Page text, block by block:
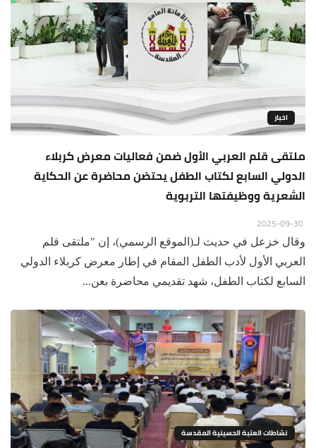
اخبار
ملتقى قلم العربي الأول ضمن فعاليات معرض كربلاء
الدولي السابع لكتاب الطفل يحتضن محاضرة عن الحكاية
الشعرية ووظيفتها التربوية
وقال خزعل في حديث لـ(الموقع الرسمي)، إن "ملتقى قلم
العربي الأول لأدب الطفل المقام في إطار معرض كربلاء الدولي
السابع لكتاب الطفل، شهد تقديمي محاضرة بعن...
نشاطات العتبة الحسينية المقدسة